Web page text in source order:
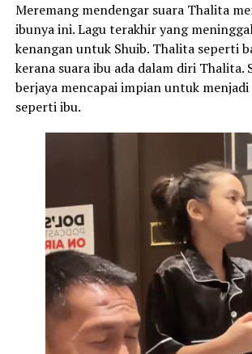
Meremang mendengar suara Thalita
ibunya ini. Lagu terakhir yang
kenangan untuk Shuib. Thalita seperti
kerana suara ibu ada dalam diri Thalita.
berjaya mencapai impian untuk
seperti ibu.